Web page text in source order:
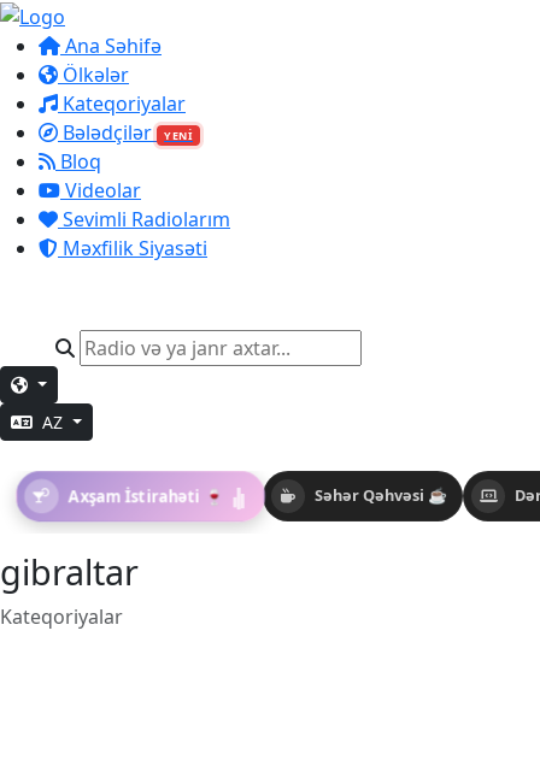
Ana Səhifə
Ölkələr
Kateqoriyalar
Bələdçilər
YENİ
Bloq
Videolar
Sevimli Radiolarım
Məxfilik Siyasəti
AZ
Səhər Qəhvəsi ☕
Axşam İstirahəti 🍷
gibraltar
Kateqoriyalar